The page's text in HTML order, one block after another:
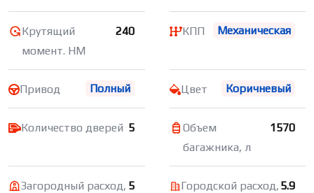
Крутящий
момент. НМ
240 КПП Механическая
Привод Полный Цвет Коричневый
Количество дверей 5
Объем
багажника, л
1570
Загородный расход, 5
Городской расход, 5.9